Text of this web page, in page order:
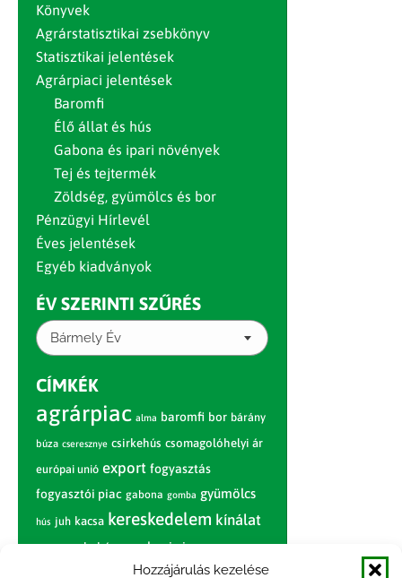
Hozzájárulás kezelése
Könyvek
Agrárstatisztikai zsebkönyv
Statisztikai jelentések
Agrárpiaci jelentések
Baromfi
Élő állat és hús
Gabona és ipari növények
Tej és tejtermék
Zöldség, gyümölcs és bor
Pénzügyi Hírlevél
Éves jelentések
Egyéb kiadványok
ÉV SZERINTI SZŰRÉS
Bármely Év
CÍMKÉK
agrárpiac alma baromfi bor bárány
búza cseresznye csirkehús csomagolóhelyi ár
európai unió export fogyasztás
fogyasztói piac gabona gomba gyümölcs
hús juh kacsa kereskedelem kínálat
körte marhahús nagybani piac narancs
nemzetközi árinformációk